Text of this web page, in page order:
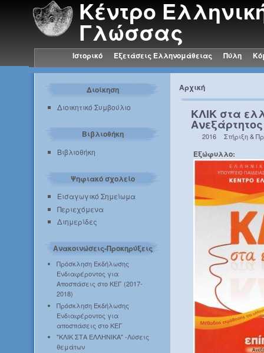
Κέντρο
Γλώσσας
Ιστορικό Εξετάσεις Ελληνομάθειας Πύλη
Διοίκηση
Διοικητικό Συμβούλιο
Βιβλιοθήκη
Βιβλιοθήκη
Ψηφιακό σχολείο
Εισαγωγικό Σημείωμα
Περιεχόμενα
Διημερίδες
Ανακοινώσεις-Προκηρύξεις
Πρόσκληση Εκδήλωσης
Ενδιαφέροντος για
Αποσπάσεις στο ΚΕΓ (2017-
2018)
Πρόσκληση Εκδήλωσης
Ενδιαφέροντος για
αποσπάσεις στο ΚΕΓ
"ΚΛΙΚ ΣΤΑ ΕΛΛΗΝΙΚΑ" -Λύσεις
θεμάτων
Αρχική
ΚΛΙΚ στα
2016 Στήριξη &
Εξώφυλλο: